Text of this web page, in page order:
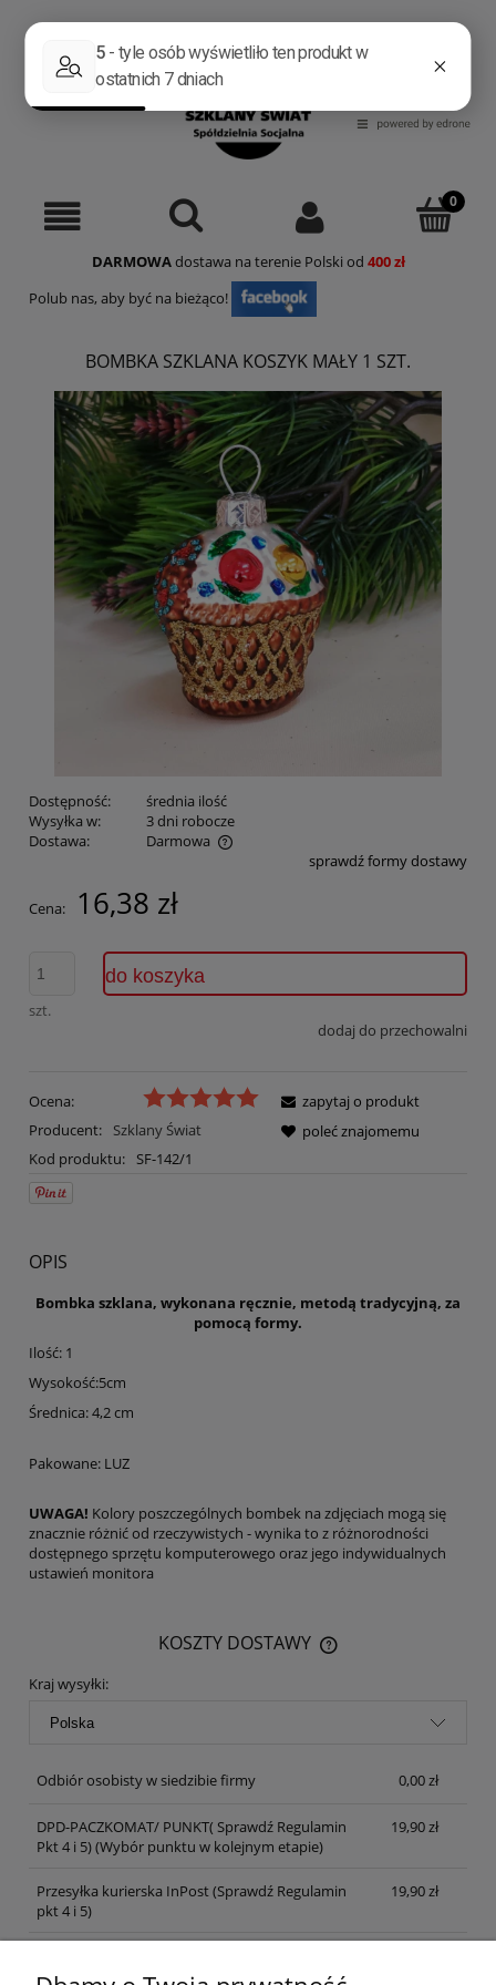
DARMOWAdostawa na terenie Polski od 400 zł
Polub nas, aby być na bieżąco!
BOMBKA SZKLANA KOSZYK MAŁY 1 SZT.
Dostępność:
średnia ilość
Wysyłka w:
3 dni robocze
Dostawa:
Darmowa
Cena nie zawiera ewentualnych kosztów płatnościsprawdź formy dostawy
Cena: 16,38 zł
szt.
do koszyka
dodaj do przechowalni
Ocena:
Producent:
Szklany Świat
Kod produktu: SF-142/1
zapytaj o produkt
poleć znajomemu
OPIS
Bombka szklana, wykonana ręcznie, metodą tradycyjną, za
pomocą formy.
Ilość: 1
Wysokość:5cm
Średnica: 4,2 cm
Pakowane: LUZ
UWAGA! Kolory poszczególnych bombek na zdjęciach mogą się
znacznie różnić od rzeczywistych - wynika to z różnorodności
dostępnego sprzętu komputerowego oraz jego indywidualnych
ustawień monitora
KOSZTY DOSTAWY
CENA NIE ZAWIERA EWENTUALNYCH KOSZTÓW PŁATNOŚCI
Kraj wysyłki:
Odbiór osobisty w siedzibie firmy 0,00 zł
DPD-PACZKOMAT/ PUNKT( Sprawdź Regulamin
Pkt 4 i 5)(Wybór punktu w kolejnym etapie)
19,90 zł
Przesyłka kurierska InPost (Sprawdź Regulamin
pkt 4 i 5)
19,90 zł